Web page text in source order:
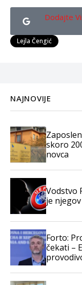
Dodajte
Lejla Čengić
NAJNOVIJE
skoro
novca
Vodstvo
je
Forto:
čekati –